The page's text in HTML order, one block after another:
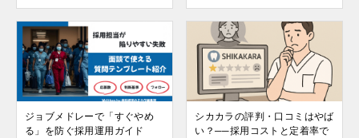
ジョブメドレーで「すぐやめ
る」を防ぐ採用運用ガイド
シカカラの評判・口コミはやば
い？──採用コストと定着率で